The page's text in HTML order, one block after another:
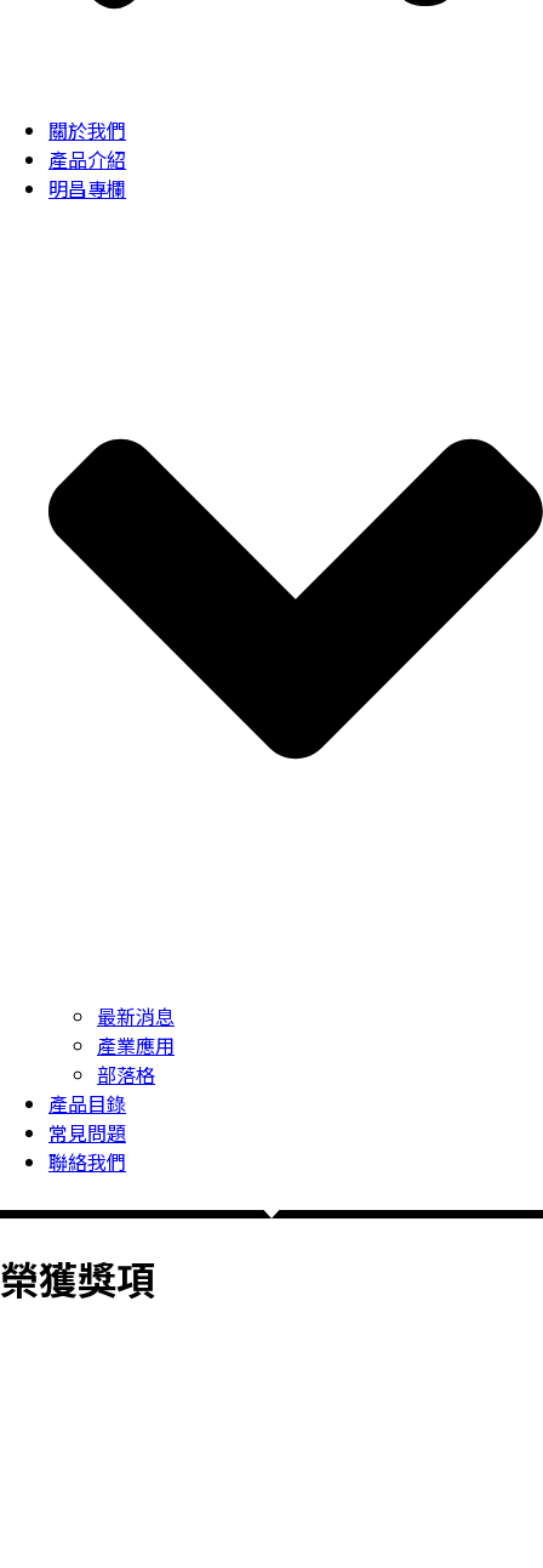
關於我們
產品介紹
明昌專欄
最新消息
產業應用
部落格
產品目錄
常見問題
聯絡我們
榮獲獎項